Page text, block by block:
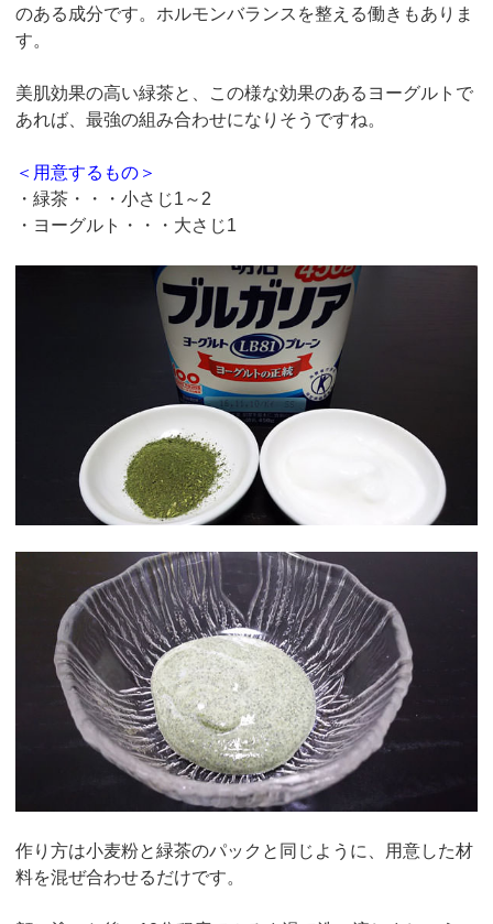
のある成分です。ホルモンバランスを整える働きもありま
す。
美肌効果の高い緑茶と、この様な効果のあるヨーグルトで
あれば、最強の組み合わせになりそうですね。
＜用意するもの＞
・緑茶・・・小さじ1～2
・ヨーグルト・・・大さじ1
作り方は小麦粉と緑茶のパックと同じように、用意した材
料を混ぜ合わせるだけです。